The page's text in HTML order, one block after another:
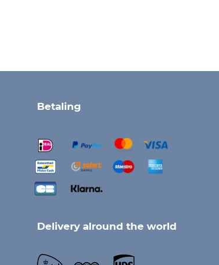
Betaling
Delivery alround the world